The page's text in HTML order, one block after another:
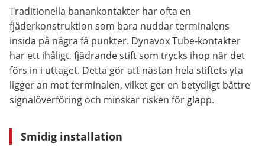
Traditionella banankontakter har ofta en
fjäderkonstruktion som bara nuddar terminalens
insida på några få punkter. Dynavox Tube-kontakter
har ett ihåligt, fjädrande stift som trycks ihop när det
förs in i uttaget. Detta gör att nästan hela stiftets yta
ligger an mot terminalen, vilket ger en betydligt bättre
signalöverföring och minskar risken för glapp.
Smidig installation